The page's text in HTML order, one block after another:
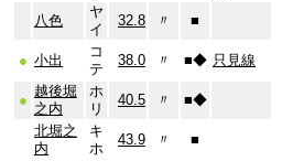
八色
ヤ
イ
32.8 〃 ■
● 小出
コ
テ
38.0 〃 ■◆ 只見線
●
越後堀
之内
ホ
リ
40.5 〃 ■◆
北堀之
内
キ
ホ
43.9 〃 ■